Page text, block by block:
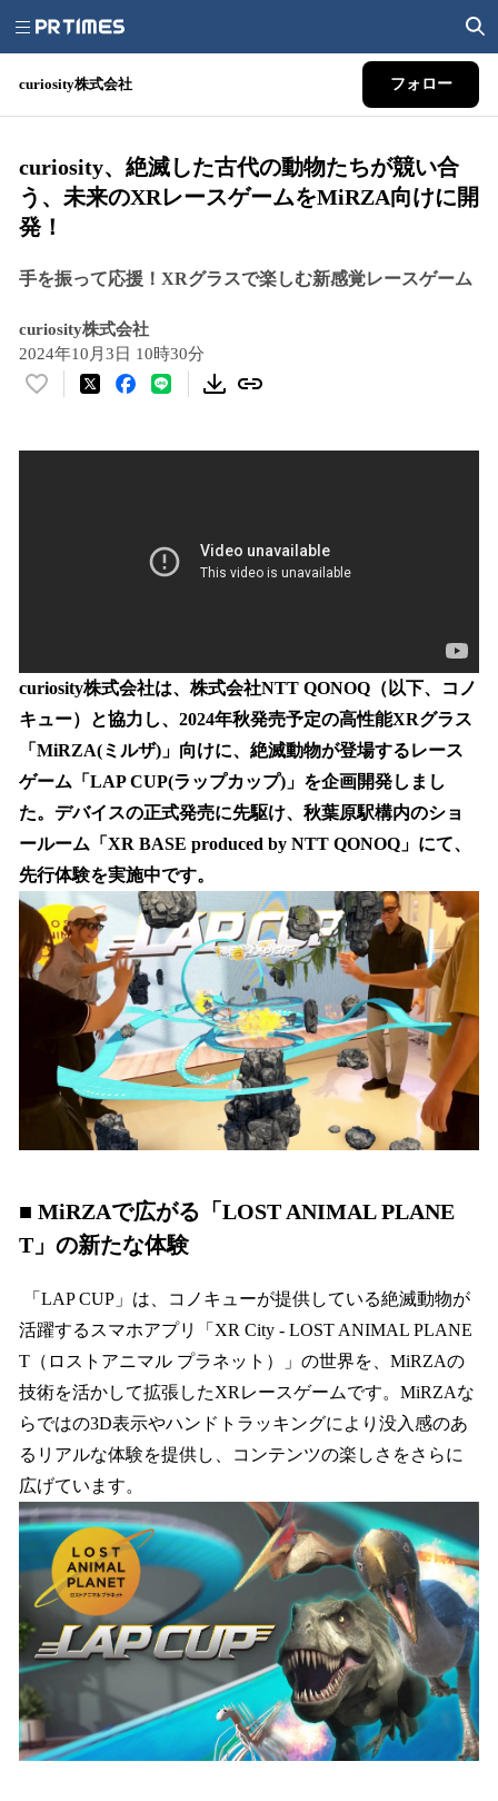
curiosity株式会社 フォロー
curiosity、絶滅した古代の動物たちが競い合
う、未来のXRレースゲームをMiRZA向けに開
発！
手を振って応援！XRグラスで楽しむ新感覚レースゲーム
curiosity株式会社
2024年10月3日 10時30分
い
す
curiosity株式会社は、株式会社NTT QONOQ（以下、コノ
キュー）と協力し、2024年秋発売予定の高性能XRグラス
「MiRZA(ミルザ)」向けに、絶滅動物が登場するレース
ゲーム「LAP CUP(ラップカップ)」を企画開発しまし
た。デバイスの正式発売に先駆け、秋葉原駅構内のショ
ールーム「XR BASE produced by NTT QONOQ」にて、
先行体験を実施中です。
■ MiRZAで広がる「LOST ANIMAL PLANE
T」の新たな体験
「LAP CUP」は、コノキューが提供している絶滅動物が
活躍するスマホアプリ「XR City - LOST ANIMAL PLANE
T（ロストアニマル プラネット）」の世界を、MiRZAの
技術を活かして拡張したXRレースゲームです。MiRZAな
らではの3D表示やハンドトラッキングにより没入感のあ
るリアルな体験を提供し、コンテンツの楽しさをさらに
広げています。